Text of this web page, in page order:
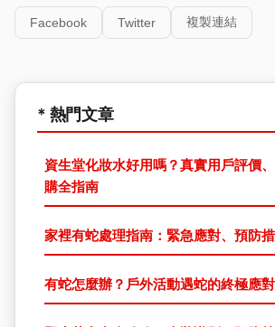
Facebook Twitter 複製連結
* 熱門文章
資生堂化妝水好用嗎？真實用戶評價
購全指南
家裡有蛇處理指南：緊急應對、預防
有蛇怎麼辦？戶外活動遇蛇的終極應